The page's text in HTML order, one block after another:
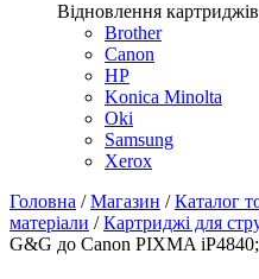
Відновлення картриджів
Brother
Canon
HP
Konica Minolta
Oki
Samsung
Xerox
Головна /Магазин /Каталог
матеріали /Картриджі для
G&G до Canon PIXMA